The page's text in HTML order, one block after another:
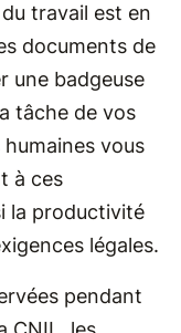
travail est en
documents de
une badgeuse
tâche de vos
vous
à ces
la productivité
légales.
pendant